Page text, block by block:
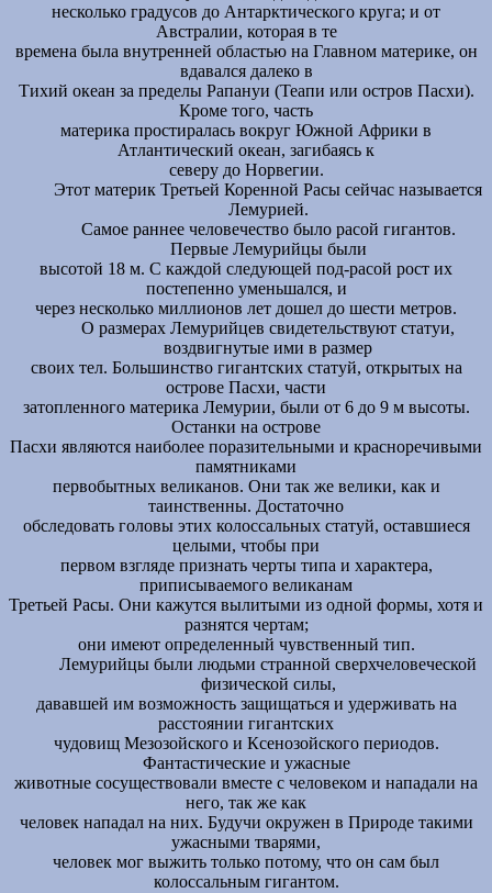
несколько градусов до Антарктического круга; и от
Австралии, которая в те
времена была внутренней областью на Главном материке, он
вдавался далеко в
Тихий океан за пределы Рапануи (Теапи или остров Пасхи).
Кроме того, часть
материка простиралась вокруг Южной Африки в
Атлантический океан, загибаясь к
северу до Норвегии.
Этот материк Третьей Коренной Расы сейчас называется
Лемурией.
Самое раннее человечество было расой гигантов.
Первые Лемурийцы были
высотой 18 м. С каждой следующей под-расой рост их
постепенно уменьшался, и
через несколько миллионов лет дошел до шести метров.
О размерах Лемурийцев свидетельствуют статуи,
воздвигнутые ими в размер
своих тел. Большинство гигантских статуй, открытых на
острове Пасхи, части
затопленного материка Лемурии, были от 6 до 9 м высоты.
Останки на острове
Пасхи являются наиболее поразительными и красноречивыми
памятниками
первобытных великанов. Они так же велики, как и
таинственны. Достаточно
обследовать головы этих колоссальных статуй, оставшиеся
целыми, чтобы при
первом взгляде признать черты типа и характера,
приписываемого великанам
Третьей Расы. Они кажутся вылитыми из одной формы, хотя и
разнятся чертам;
они имеют определенный чувственный тип.
Лемурийцы были людьми странной сверхчеловеческой
физической силы,
дававшей им возможность защищаться и удерживать на
расстоянии гигантских
чудовищ Мезозойского и Ксенозойского периодов.
Фантастические и ужасные
животные сосуществовали вместе с человеком и нападали на
него, так же как
человек нападал на них. Будучи окружен в Природе такими
ужасными тварями,
человек мог выжить только потому, что он сам был
колоссальным гигантом.